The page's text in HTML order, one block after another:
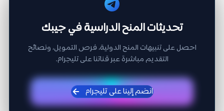
تحديثات المنح الدراسية في جيبك
احصل على تنبيهات المنح الدولية، فرص التمويل، ونصائح
التقديم مباشرة عبر قناتنا على تليجرام.
انضم إلينا على تليجرام